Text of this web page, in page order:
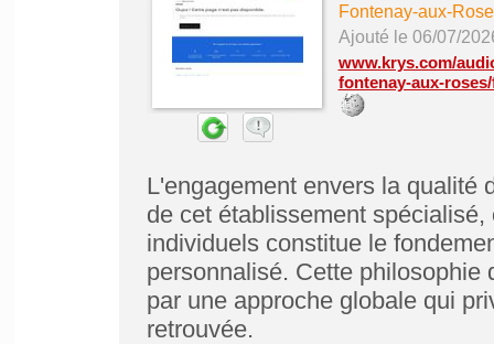
Fontenay-aux-
Ajouté le 06/07/
www.krys.com/
fontenay-aux-
L'engagement envers la qualité
de cet établissement
individuels constitue le
personnalisé. Cette philosophie
par une approche globale qui
retrouvée.